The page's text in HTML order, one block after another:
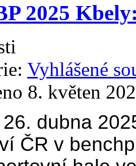
2025
Vyhlášené
8. květen
dubna
ČR v